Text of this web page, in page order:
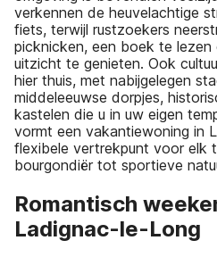
verkennen de heuvelachtige
fiets, terwijl rustzoekers
picknicken, een boek te
uitzicht te genieten. Ook
hier thuis, met nabijgelegen
middeleeuwse dorpjes,
kastelen die u in uw eigen
vormt een vakantiewoning in
flexibele vertrekpunt voor elk
bourgondiër tot sportieve
Romantisch
Ladignac-le-Long